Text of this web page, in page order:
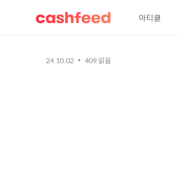
아티클
24.10.02 409 읽음